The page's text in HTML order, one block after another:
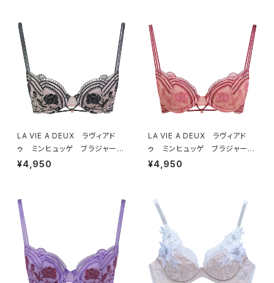
LA VIE A DEUX ラヴィアド
ゥ ミンヒュッゲ ブラジャー
（ブラック）BRA BLACK 2249
¥4,950
LA VIE A DEUX ラヴィアド
ゥ ミンヒュッゲ ブラジャー
（ヒュッゲオレンジ）BRA HYGG
¥4,950